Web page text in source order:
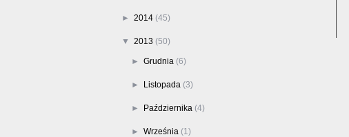
► 2014 (45)
▼ 2013 (50)
►Grudnia (6)
► Listopada (3)
► Października (4)
►Września (1)